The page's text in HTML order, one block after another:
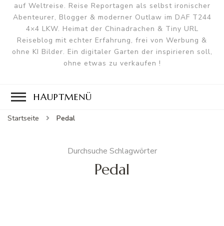
auf Weltreise. Reise Reportagen als selbst ironischer
Abenteurer, Blogger & moderner Outlaw im DAF T244
4×4 LKW. Heimat der Chinadrachen & Tiny URL
Reiseblog mit echter Erfahrung, frei von Werbung &
ohne KI Bilder. Ein digitaler Garten der inspirieren soll,
ohne etwas zu verkaufen !
HAUPTMENÜ
Startseite Pedal
Durchsuche Schlagwörter
Pedal